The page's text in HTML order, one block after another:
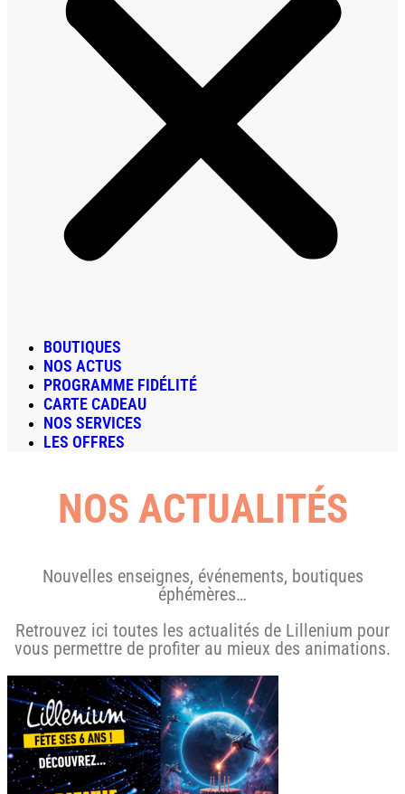
BOUTIQUES
NOS ACTUS
PROGRAMME FIDÉLITÉ
CARTE CADEAU
NOS SERVICES
LES OFFRES
NOS ACTUALITÉS
Nouvelles enseignes, événements, boutiques
éphémères…
Retrouvez ici toutes les actualités de Lillenium pour
vous permettre de profiter au mieux des animations.